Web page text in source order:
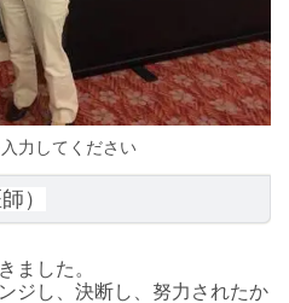
力してください
）
ました。
ジし、決断し、努力されたか